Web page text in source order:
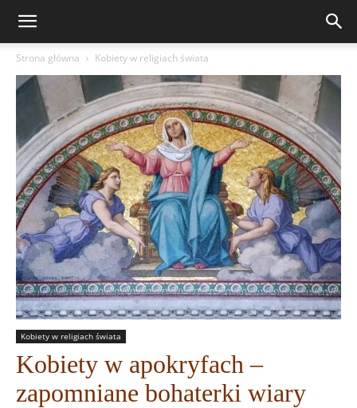
Strona główna Kobiety w religiach świata
Kobiety w religiach świata
Kobiety w apokryfach –
zapomniane bohaterki wiary